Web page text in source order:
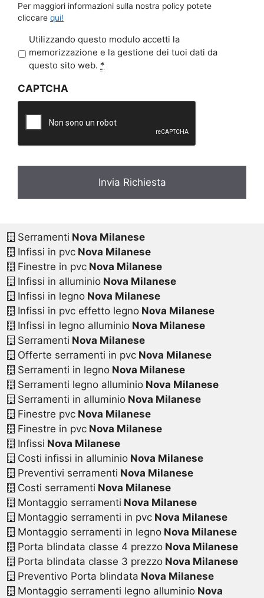
Per maggiori informazioni sulla nostra policy potete
cliccare qui!
r
a
c
*
Utilizzando questo modulo accetti la
memorizzazione e la gestione dei tuoi dati da
questo sito web. *
CAPTCHA
Serramenti Nova Milanese
Infissi in pvcNova Milanese
Finestre in pvcNova Milanese
Infissi in alluminioNova Milanese
Infissi in legnoNova Milanese
Infissi in pvc effetto legnoNova Milanese
Infissi in legno alluminioNova Milanese
Serramenti Nova Milanese
Offerte serramenti in pvcNova Milanese
Serramenti in legnoNova Milanese
Serramenti legno alluminioNova Milanese
Serramenti in alluminioNova Milanese
Finestre pvcNova Milanese
Finestre in pvcNova Milanese
Infissi Nova Milanese
Costi infissi in alluminioNova Milanese
Preventivi serramenti Nova Milanese
Costi serramenti Nova Milanese
Montaggio serramenti Nova Milanese
Montaggio serramenti in pvcNova Milanese
Montaggio serramenti in legnoNova Milanese
Porta blindata classe 4 prezzoNova Milanese
Porta blindata classe 3 prezzoNova Milanese
Preventivo Porta blindata Nova Milanese
Montaggio serramenti legno alluminioNova